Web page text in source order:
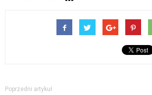
Poprzedni artykuł